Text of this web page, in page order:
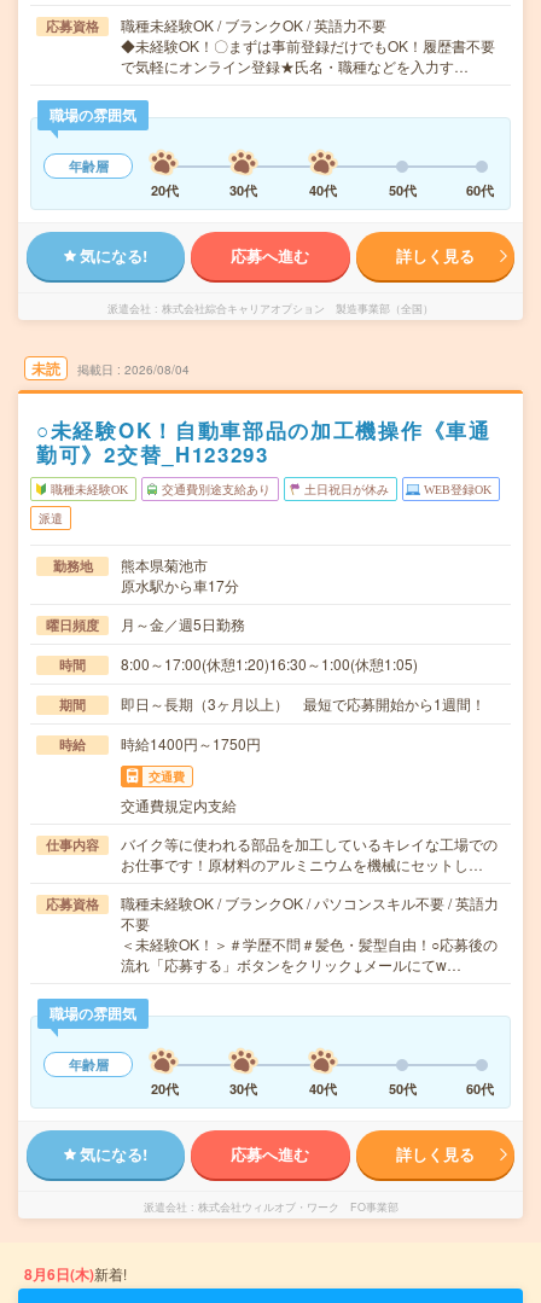
応募資格
職種未経験OK / ブランクOK / 英語力不要
◆未経験OK！〇まずは事前登録だけでもOK！履歴書不要
で気軽にオンライン登録★氏名・職種などを入力す…
職場の雰囲気
年齢層
20代
30代 40代 50代 60代
気になる! 応募へ進む 詳しく見る
派遣会社 株式会社綜合キャリアオプション 製造事業部（全国）
未読 掲載日 2026/08/04
○未経験OK！自動車部品の加工機操作《車通
勤可》2交替_H123293
職種未経験OK 交通費別途支給あり 土日祝日が休み WEB登録OK
派遣
勤務地
熊本県菊池市
原水駅から車17分
曜日頻度 月～金／週5日勤務
時間 8:00～17:00(休憩1:20)16:30～1:00(休憩1:05)
期間 即日～長期（3ヶ月以上） 最短で応募開始から1週間！
時給 時給1400円～1750円
交通費
交通費規定内支給
仕事内容
バイク等に使われる部品を加工しているキレイな工場での
お仕事です！原材料のアルミニウムを機械にセットし…
応募資格
職種未経験OK / ブランクOK / パソコンスキル不要 / 英語力
不要
＜未経験OK！＞＃学歴不問＃髪色・髪型自由！○応募後の
流れ「応募する」ボタンをクリック↓メールにてw…
職場の雰囲気
年齢層
20代
30代 40代 50代 60代
気になる! 応募へ進む 詳しく見る
派遣会社 株式会社ウィルオブ・ワーク FO事業部
8月6日(木)新着!